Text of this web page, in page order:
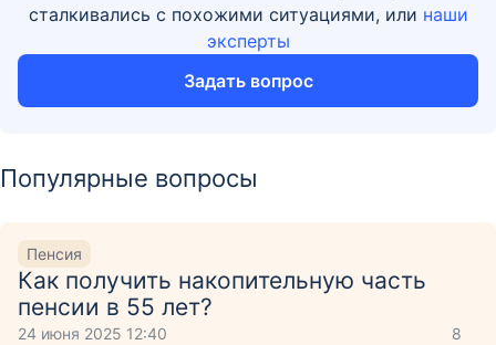
сталкивались с похожими ситуациями, или наши
эксперты
Задать вопрос
Популярные вопросы
Пенсия
Как получить накопительную часть
пенсии в 55 лет?
24 июня 2025 12:40 8